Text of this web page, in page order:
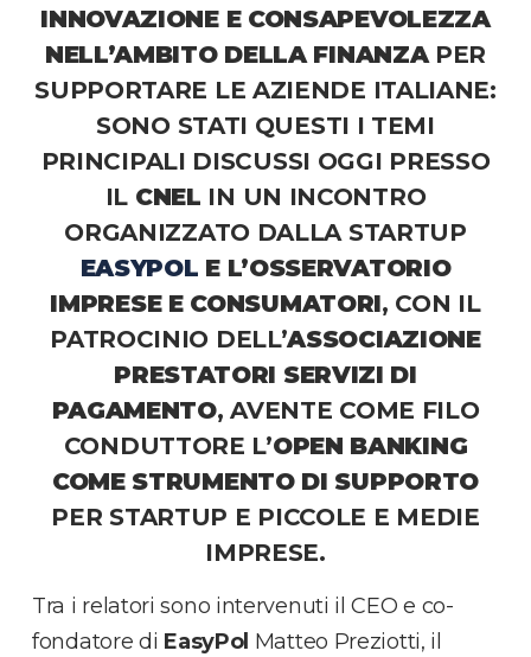
INNOVAZIONE E CONSAPEVOLEZZA
NELL’AMBITO DELLA FINANZAPER
SUPPORTARE LE AZIENDE ITALIANE:
SONO STATI QUESTI I TEMI
PRINCIPALI DISCUSSI OGGI PRESSO
IL CNEL IN UN INCONTRO
ORGANIZZATO DALLA STARTUP
EASYPOL E L’OSSERVATORIO
IMPRESE E CONSUMATORI, CON IL
PATROCINIO DELL’ASSOCIAZIONE
PRESTATORI SERVIZI DI
PAGAMENTO, AVENTE COME FILO
CONDUTTORE L’OPEN BANKING
COME STRUMENTO DI SUPPORTO
PER STARTUP E PICCOLE E MEDIE
IMPRESE.
Tra i relatori sono intervenuti il CEO e co-
fondatore di EasyPol Matteo Preziotti, il